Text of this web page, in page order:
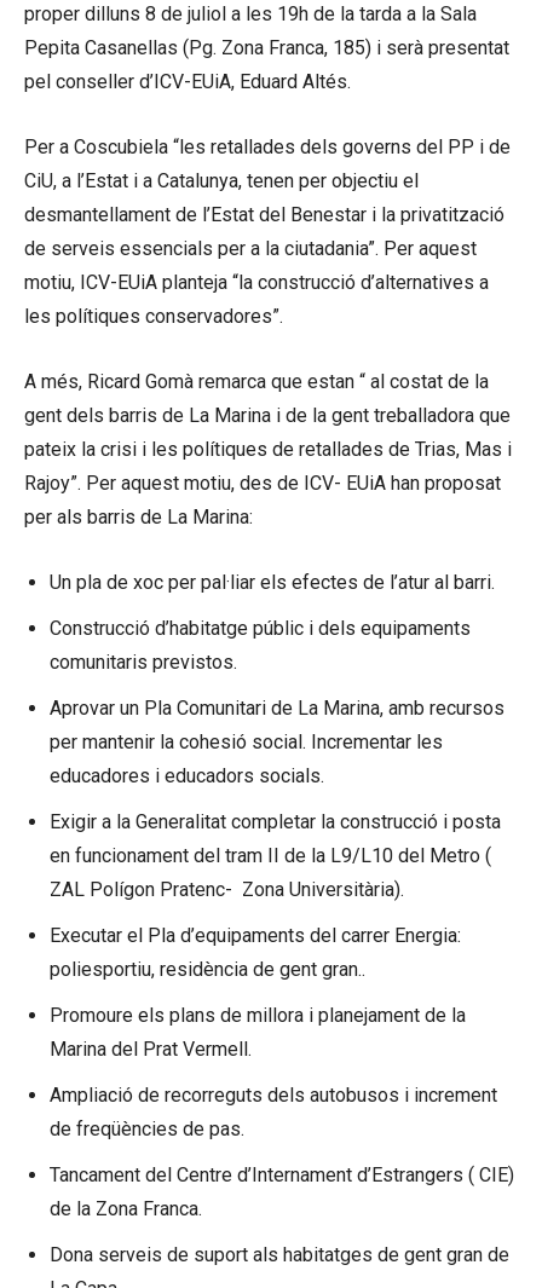
proper dilluns 8 de juliol a les 19h de la tarda a la Sala
Pepita Casanellas (Pg. Zona Franca, 185) i serà presentat
pel conseller d’ICV-EUiA, Eduard Altés.
Per a Coscubiela “les retallades dels governs del PP i de
CiU, a l’Estat i a Catalunya, tenen per objectiu el
desmantellament de l’Estat del Benestar i la privatització
de serveis essencials per a la ciutadania”. Per aquest
motiu, ICV-EUiA planteja “la construcció d’alternatives a
les polítiques conservadores”.
A més, Ricard Gomà remarca que estan “ al costat de la
gent dels barris de La Marina i de la gent treballadora que
pateix la crisi i les polítiques de retallades de Trias, Mas i
Rajoy”. Per aquest motiu, des de ICV- EUiA han proposat
per als barris de La Marina:
Un pla de xoc per pal·liar els efectes de l’atur al barri.
Construcció d’habitatge públic i dels equipaments
comunitaris previstos.
Aprovar un Pla Comunitari de La Marina, amb recursos
per mantenir la cohesió social. Incrementar les
educadores i educadors socials.
Exigir a la Generalitat completar la construcció i posta
en funcionament del tram II de la L9/L10 del Metro (
ZAL Polígon Pratenc- Zona Universitària).
Executar el Pla d’equipaments del carrer Energia:
poliesportiu, residència de gent gran..
Promoure els plans de millora i planejament de la
Marina del Prat Vermell.
Ampliació de recorreguts dels autobusos i increment
de freqüències de pas.
Tancament del Centre d’Internament d’Estrangers ( CIE)
de la Zona Franca.
Dona serveis de suport als habitatges de gent gran de